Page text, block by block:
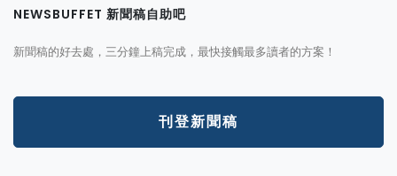
NEWSBUFFET 新聞稿自助吧
新聞稿的好去處，三分鐘上稿完成，最快接觸最多讀者的方案！
刊登新聞稿